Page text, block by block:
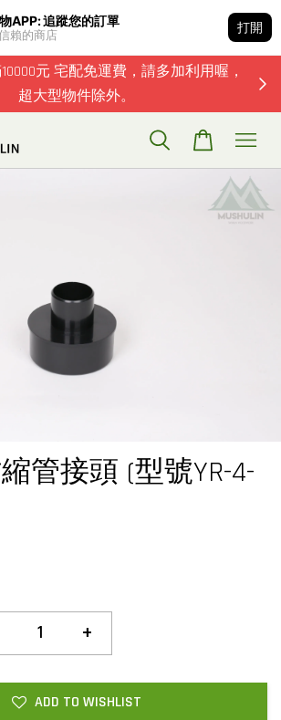
APP: 追蹤您的訂單
賴的商店
打開
元 宅配免運費，請多加利用喔，
超大型物件除外。
管接頭 (型號YR-4-
+
ADD TO WISHLIST